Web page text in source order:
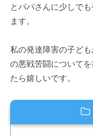
とパパさんに少しで
ます。
私の発達障害の子ど
の悪戦苦闘について
たら嬉しいです。